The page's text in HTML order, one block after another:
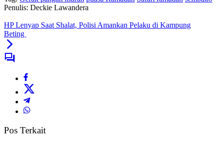
Penulis: Deckie Lawandera
HP Lenyap Saat Shalat, Polisi Amankan Pelaku di Kampung
Beting
Pos Terkait